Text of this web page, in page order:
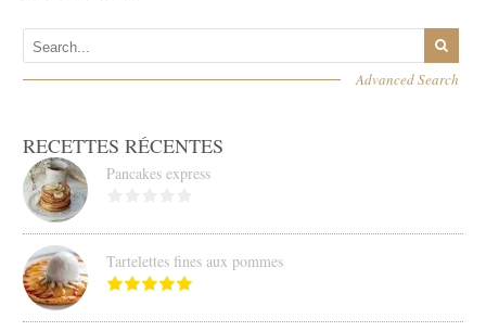
Advanced Search
RECETTES RÉCENTES
Pancakes express
Tartelettes fines aux pommes